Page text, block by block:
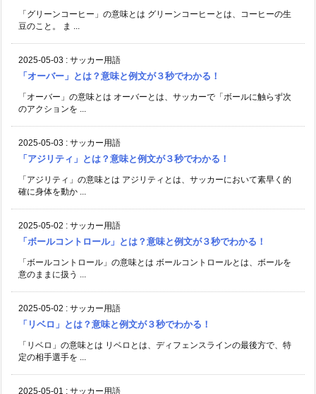
「グリーンコーヒー」の意味とは グリーンコーヒーとは、コーヒーの生
豆のこと。 ま ...
2025-05-03 : サッカー用語
「オーバー」とは？意味と例文が３秒でわかる！
「オーバー」の意味とは オーバーとは、サッカーで「ボールに触らず次
のアクションを ...
2025-05-03 : サッカー用語
「アジリティ」とは？意味と例文が３秒でわかる！
「アジリティ」の意味とは アジリティとは、サッカーにおいて素早く的
確に身体を動か ...
2025-05-02 : サッカー用語
「ボールコントロール」とは？意味と例文が３秒でわかる！
「ボールコントロール」の意味とは ボールコントロールとは、ボールを
意のままに扱う ...
2025-05-02 : サッカー用語
「リベロ」とは？意味と例文が３秒でわかる！
「リベロ」の意味とは リベロとは、ディフェンスラインの最後方で、特
定の相手選手を ...
2025-05-01 : サッカー用語